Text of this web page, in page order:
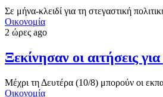
Σε μήνα-κλειδί για τη στεγαστική
Οικονομία
2 ώρες ago
Ξεκίνησαν οι αιτήσεις
Μέχρι τη Δευτέρα (10/8) μπορούν οι
Οικονομία